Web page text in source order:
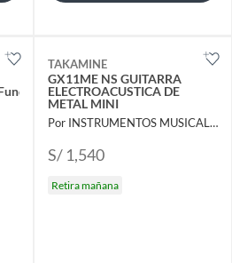
TAKAMINE
GX11ME NS GUITARRA
ELECTROACUSTICA DE
METAL MINI
Por INSTRUMENTOS MUSICALES AYMARA
S/ 1,540
Retira mañana